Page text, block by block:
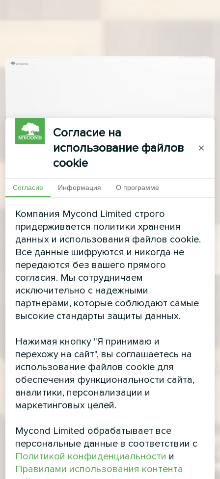
Согласие на
использование файлов
cookie
×
Согласие Информация О программе
Компания Mycond Limited строго
придерживается политики хранения
данных и использования файлов cookie.
Все данные шифруются и никогда не
передаются без вашего прямого
согласия. Мы сотрудничаем
исключительно с надежными
партнерами, которые соблюдают самые
высокие стандарты защиты данных.
Нажимая кнопку "Я принимаю и
перехожу на сайт", вы соглашаетесь на
использование файлов cookie для
обеспечения функциональности сайта,
аналитики, персонализации и
маркетинговых целей.
Mycond Limited обрабатывает все
персональные данные в соответствии с
Политикой конфиденциальности и
Правилами использования контента